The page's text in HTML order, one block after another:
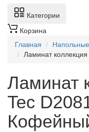
Категории
Корзина
Главная
Ламинат
Ламинат
Tec